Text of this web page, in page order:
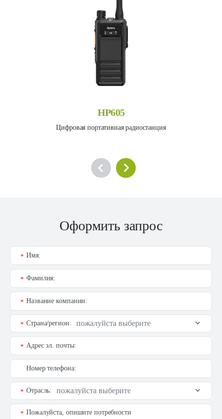
HP605
Цифровая портативная радиостанция
Оформить запрос
Имя:
*
Фамилия:
*
Название компании:
*
Страна/регион:
*
Адрес эл. почты:
*
Номер телефона:
Отрасль:
*
Пожалуйста, опишите потребности
*